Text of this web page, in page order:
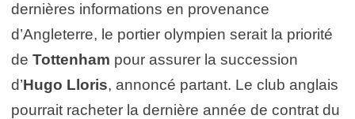
dernières informations en provenance
d’Angleterre, le portier olympien serait la priorité
de Tottenham pour assurer la succession
d’Hugo Lloris, annoncé partant. Le club anglais
pourrait racheter la dernière année de contrat du